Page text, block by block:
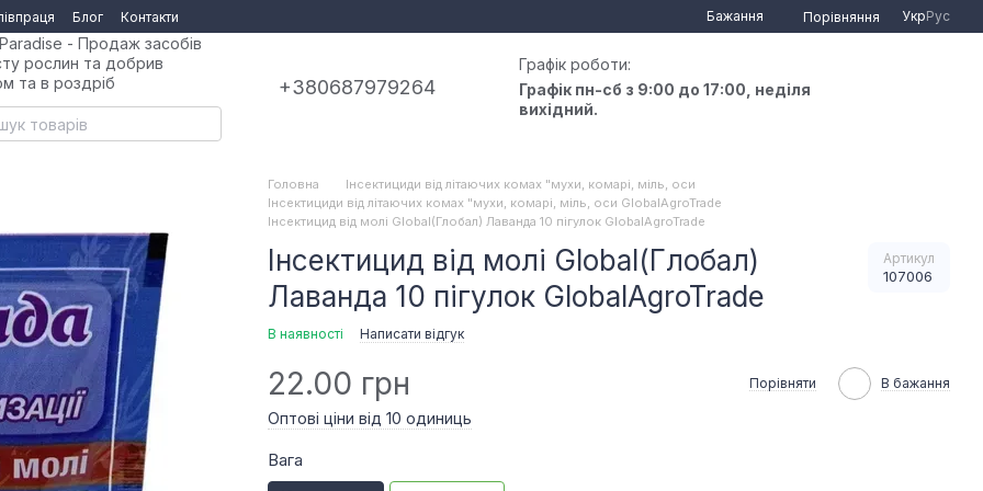
Блог Контакти Бажання Порівняння УкрРус
- Продаж засобів
рослин та добрив
та в роздріб
+380687979264
Графік роботи:
Графік пн-сб з 9:00 до 17:00, неділя
вихідний.
Головна
Інсектициди від літаючих комах "мухи, комарі, міль, оси
Інсектициди від літаючих комах "мухи, комарі, міль, оси GlobalAgroTrade
Інсектицид від молі Global(Глобал) Лаванда 10 пігулок GlobalAgroTrade
Інсектицид від молі Global(Глобал)
Лаванда 10 пігулок GlobalAgroTrade
Артикул
107006
В наявності Написати відгук
22.00 грн Порівняти В бажання
Оптові ціни від 10 одиниць
Вага